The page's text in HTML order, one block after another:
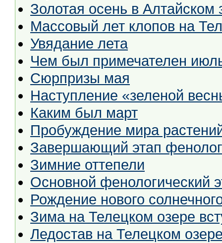
Золотая осень в Алтайском
Массовый лет клопов на
Увядание лета
Чем был примечателен
Сюрпризы мая
Наступление «зеленой
Каким был март
Пробуждение мира
Завершающий этап
Зимние оттепели
Основной фенологический
Рождение нового
Зима на Телецком озере
Ледостав на Телецком